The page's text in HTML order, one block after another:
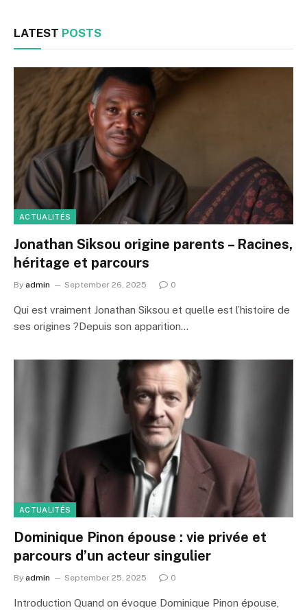
LATEST POSTS
ACTUALITÉS
Jonathan Siksou origine parents – Racines,
héritage et parcours
By admin September 26, 2025 0
Qui est vraiment Jonathan Siksou et quelle est l’histoire de
ses origines ?Depuis son apparition…
ACTUALITÉS
Dominique Pinon épouse : vie privée et
parcours d’un acteur singulier
By admin September 25, 2025 0
Introduction Quand on évoque Dominique Pinon épouse,